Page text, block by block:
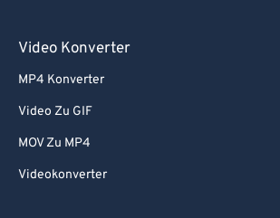
Video Konverter
MP4 Konverter
Video Zu GIF
MOV Zu MP4
Videokonverter